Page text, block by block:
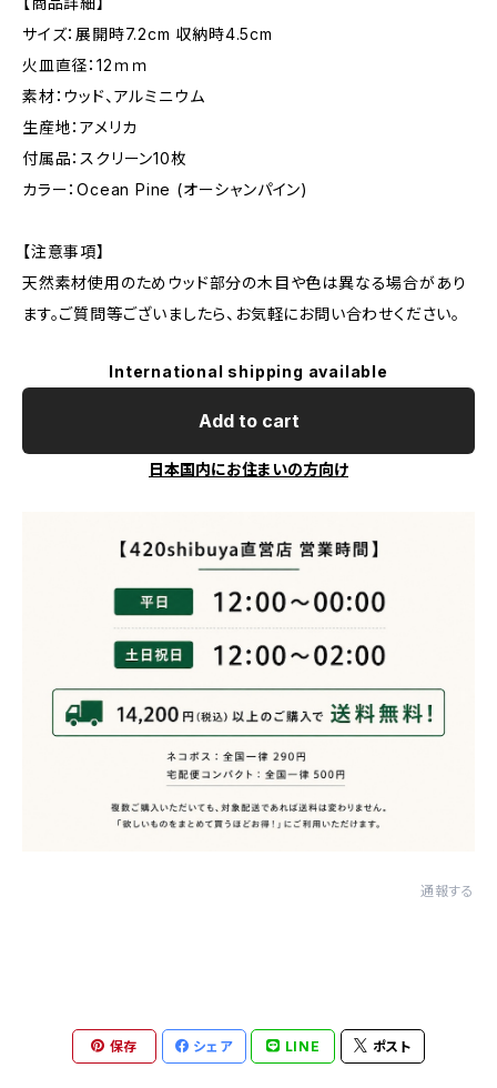
サイズ：展開時7.2cm 収納時4.5cm
火皿直径：12ｍｍ
素材：ウッド、アルミニウム
生産地：アメリカ
付属品：スクリーン10枚
カラー：Ocean Pine (オーシャンパイン)
【注意事項】
天然素材使用のためウッド部分の木目や色は異なる場合があり
ます。ご質問等ございましたら、お気軽にお問い合わせください。
International shipping available
Add to cart
日本国内にお住まいの方向け
通報する
保存 シェア LINE ポスト